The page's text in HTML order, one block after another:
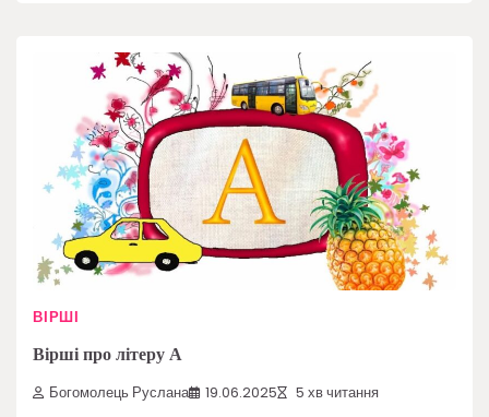
ВІРШІ
Вірші про літеру А
Богомолець Руслана 19.06.2025 5 хв читання